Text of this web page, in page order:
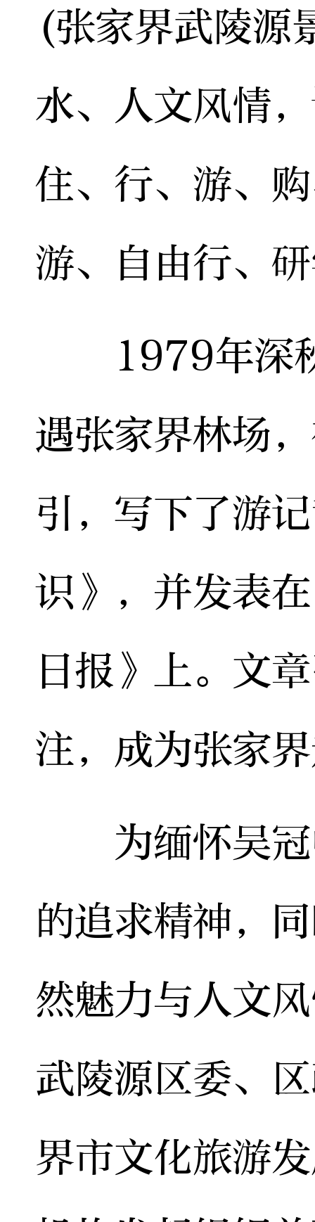
(张家界武陵源
水、人文风情
住、行、游、
游、自由行、
1979年深秋
遇张家界林场
引，写下了游
识》，并发表
日报》上。文
注，成为张家
为缅怀吴冠
的追求精神，
然魅力与人文
武陵源区委、
界市文化旅游